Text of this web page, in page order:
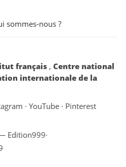
sommes-nous ?
français , Centre national
internationale de la
· YouTube · Pinterest
Edition999·